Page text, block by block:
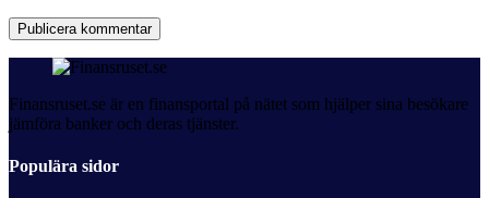
Publicera kommentar
Finansruset.se är en finansportal på nätet som hjälper sina besökare
jämföra banker och deras tjänster.
Populära sidor